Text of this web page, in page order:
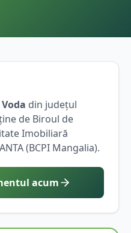
din județul
de Biroul de
Imobiliară
(BCPI Mangalia).
acum